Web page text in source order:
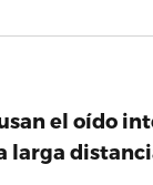
el oído
larga